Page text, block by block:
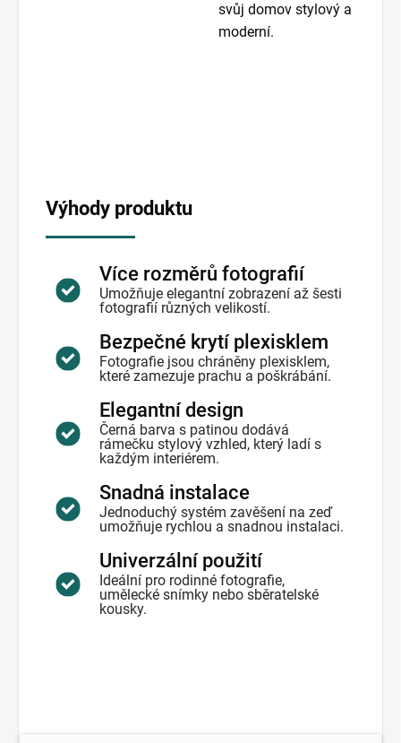
svůj domov stylový a
moderní.
Výhody produktu
Více rozměrů fotografií
Umožňuje elegantní zobrazení až šesti
fotografií různých velikostí.
Bezpečné krytí plexisklem
Fotografie jsou chráněny plexisklem,
které zamezuje prachu a poškrábání.
Elegantní design
Černá barva s patinou dodává
rámečku stylový vzhled, který ladí s
každým interiérem.
Snadná instalace
Jednoduchý systém zavěšení na zeď
umožňuje rychlou a snadnou instalaci.
Univerzální použití
Ideální pro rodinné fotografie,
umělecké snímky nebo sběratelské
kousky.